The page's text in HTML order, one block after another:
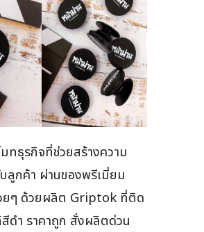
ทธุรกิจที่ช่วยสร้างความ
บลูกค้า ผ่านของพรีเมี่ยม
ยๆ ด้วยผลิต Griptok ที่ติด
ดำ ราคาถูก สั่งผลิตด่วน